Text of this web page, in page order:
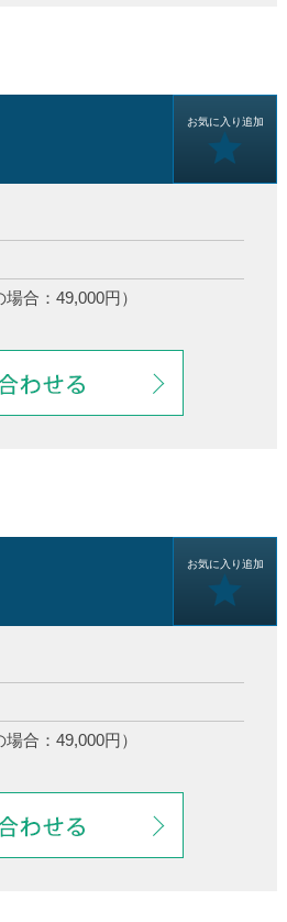
お気に入り追加
合：49,000円）
お気に入り追加
合：49,000円）